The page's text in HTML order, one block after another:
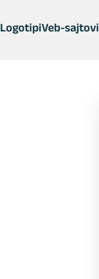
LogotipiVeb-sajtovi